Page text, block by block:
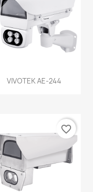
VIVOTEK AE-244
favorite_border